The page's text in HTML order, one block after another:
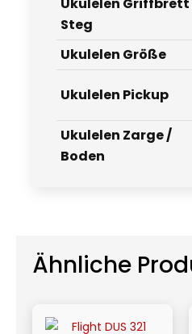
Steg
Ukulelen Größe
Ukulelen Pickup
Ukulelen Zarge /
Boden
Ähnliche